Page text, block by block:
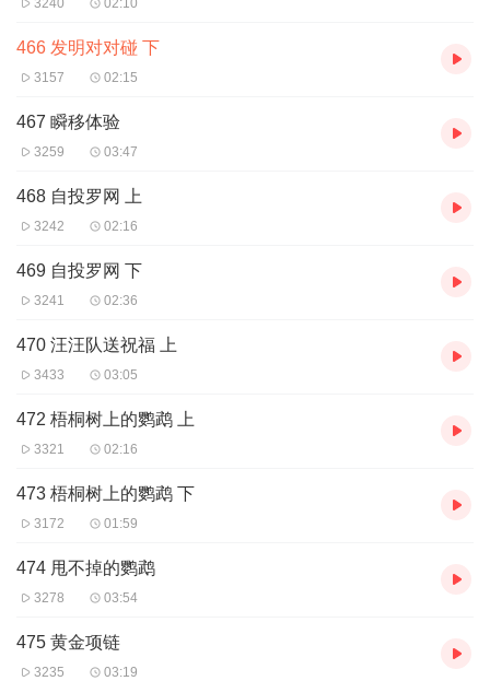
3240 02:10
466 发明对对碰 下
3157 02:15
467 瞬移体验
3259 03:47
468 自投罗网 上
3242 02:16
469 自投罗网 下
3241 02:36
470 汪汪队送祝福 上
3433 03:05
472 梧桐树上的鹦鹉 上
3321 02:16
473 梧桐树上的鹦鹉 下
3172 01:59
474 甩不掉的鹦鹉
3278 03:54
475 黄金项链
3235 03:19